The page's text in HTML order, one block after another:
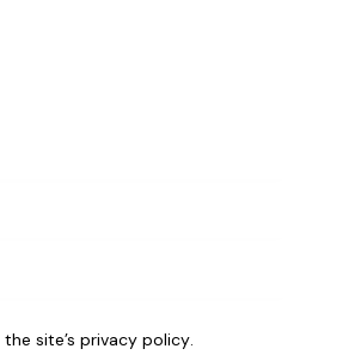
the site’sprivacy policy